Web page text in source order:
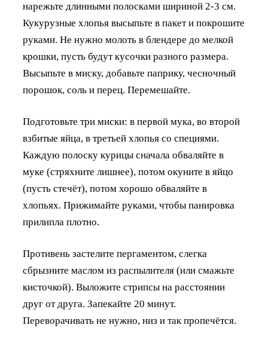
нарежьте длинными полосками шириной 2-3 см.
Кукурузные хлопья высыпьте в пакет и покрошите
руками. Не нужно молоть в блендере до мелкой
крошки, пусть будут кусочки разного размера.
Высыпьте в миску, добавьте паприку, чесночный
порошок, соль и перец. Перемешайте.
Подготовьте три миски: в первой мука, во второй
взбитые яйца, в третьей хлопья со специями.
Каждую полоску курицы сначала обваляйте в
муке (стряхните лишнее), потом окуните в яйцо
(пусть стечёт), потом хорошо обваляйте в
хлопьях. Прижимайте руками, чтобы панировка
прилипла плотно.
Противень застелите пергаментом, слегка
сбрызните маслом из распылителя (или смажьте
кисточкой). Выложите стрипсы на расстоянии
друг от друга. Запекайте 20 минут.
Переворачивать не нужно, низ и так пропечётся.